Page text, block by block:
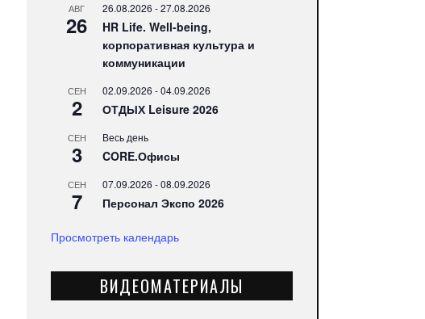
АВГ
26
26.08.2026 -27.08.2026
HR Life. Well-being,
корпоративная культура и
коммуникации
СЕН
2
02.09.2026 -04.09.2026
ОТДЫХ Leisure 2026
СЕН
3
Весь день
CORE.Офисы
СЕН
7
07.09.2026 -08.09.2026
Персонал Экспо 2026
Просмотреть календарь
ВИДЕОМАТЕРИАЛЫ